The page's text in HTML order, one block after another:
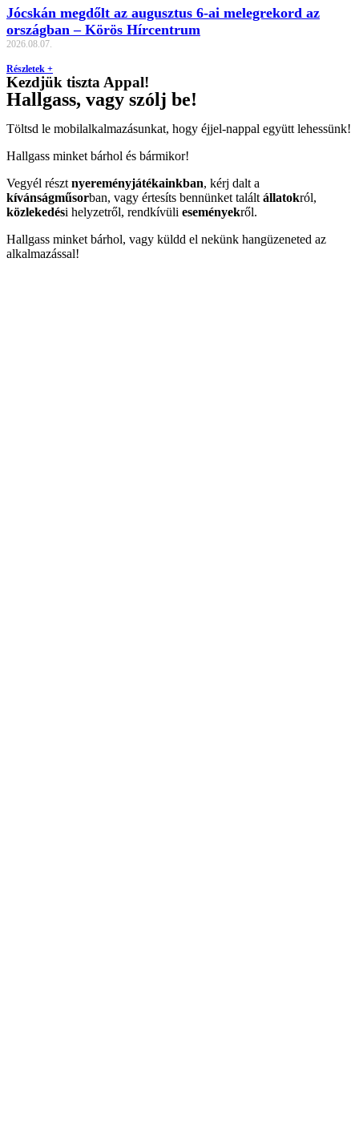
Jócskán megdőlt az augusztus 6-ai melegrekord az
országban – Körös Hírcentrum
2026.08.07.
Részletek +
Kezdjük tiszta Appal!
Hallgass, vagy szólj be!
Töltsd le mobilalkalmazásunkat, hogy éjjel-nappal együtt lehessünk!
Hallgass minket bárhol és bármikor!
Vegyél részt nyereményjátékainkban, kérj dalt a
kívánságműsorban, vagy értesíts bennünket talált állatokról,
közlekedési helyzetről, rendkívüli eseményekről.
Hallgass minket bárhol, vagy küldd el nekünk hangüzeneted az
alkalmazással!